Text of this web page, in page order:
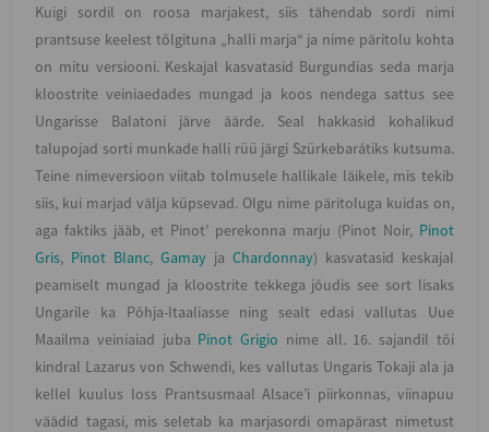
Kuigi sordil on roosa marjakest, siis tähendab sordi nimi
prantsuse keelest tõlgituna „halli marja“ ja nime päritolu kohta
on mitu versiooni. Keskajal kasvatasid Burgundias seda marja
kloostrite veiniaedades mungad ja koos nendega sattus see
Ungarisse Balatoni järve äärde. Seal hakkasid kohalikud
talupojad sorti munkade halli rüü järgi Szürkebarátiks kutsuma.
Teine nimeversioon viitab tolmusele hallikale läikele, mis tekib
siis, kui marjad välja küpsevad. Olgu nime päritoluga kuidas on,
aga faktiks jääb, et Pinot’ perekonna marju (Pinot Noir, Pinot
Gris, Pinot Blanc,Gamay ja Chardonnay) kasvatasid keskajal
peamiselt mungad ja kloostrite tekkega jõudis see sort lisaks
Ungarile ka Põhja-Itaaliasse ning sealt edasi vallutas Uue
Maailma veiniaiad juba Pinot Grigio nime all. 16. sajandil tõi
kindral Lazarus von Schwendi, kes vallutas Ungaris Tokaji ala ja
kellel kuulus loss Prantsusmaal Alsace’i piirkonnas, viinapuu
väädid tagasi, mis seletab ka marjasordi omapärast nimetust